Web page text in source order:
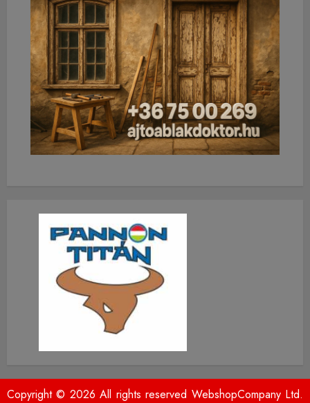
Copyright © 2026 All rights reserved WebshopCompany Ltd.